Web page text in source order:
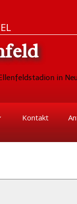
in
Kontakt